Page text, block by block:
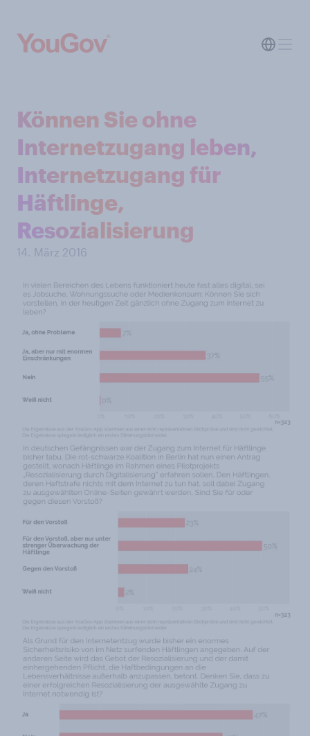
Können Sie ohne
Internetzugang leben,
Internetzugang für
Häftlinge,
Resozialisierung
14. März 2016